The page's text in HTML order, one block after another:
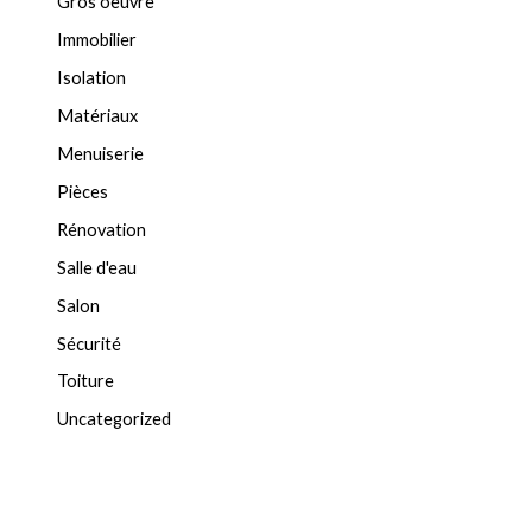
Immobilier
Isolation
Matériaux
Menuiserie
Pièces
Rénovation
Salle d'eau
Salon
Sécurité
Toiture
Uncategorized